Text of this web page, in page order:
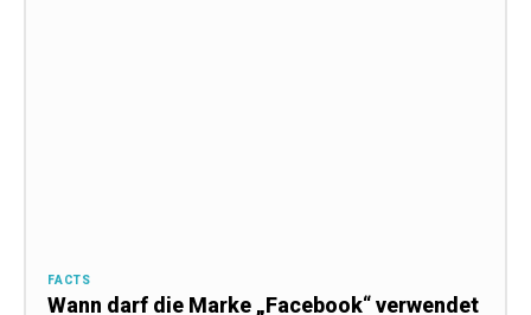
FACTS
Wann darf die Marke „Facebook“ verwendet